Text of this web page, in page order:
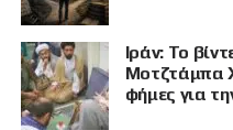
Ιράν: Το
Μοτζτάμπα
φήμες για